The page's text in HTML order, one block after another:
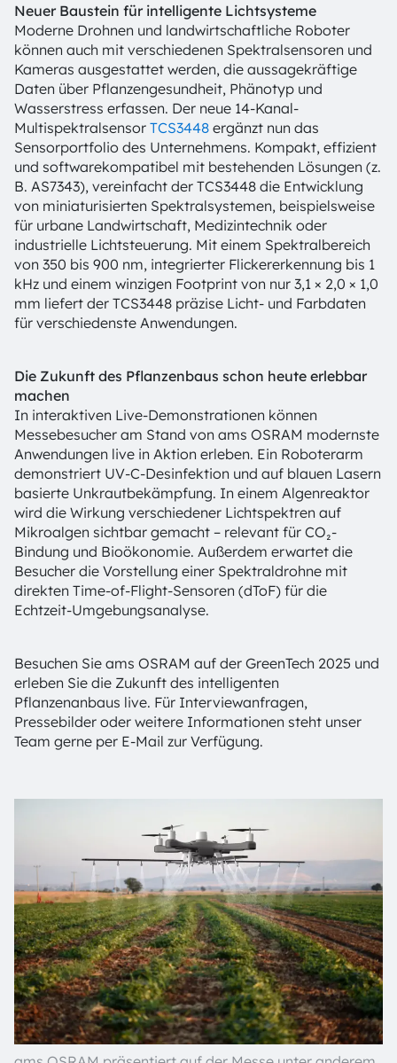
Neuer Baustein für intelligente Lichtsysteme
Moderne Drohnen und landwirtschaftliche Roboter
können auch mit verschiedenen Spektralsensoren und
Kameras ausgestattet werden, die aussagekräftige
Daten über Pflanzengesundheit, Phänotyp und
Wasserstress erfassen. Der neue 14-Kanal-
Multispektralsensor TCS3448 ergänzt nun das
Sensorportfolio des Unternehmens. Kompakt, effizient
und softwarekompatibel mit bestehenden Lösungen (z.
B. AS7343), vereinfacht der TCS3448 die Entwicklung
von miniaturisierten Spektralsystemen, beispielsweise
für urbane Landwirtschaft, Medizintechnik oder
industrielle Lichtsteuerung. Mit einem Spektralbereich
von 350 bis 900 nm, integrierter Flickererkennung bis 1
kHz und einem winzigen Footprint von nur 3,1 × 2,0 × 1,0
mm liefert der TCS3448 präzise Licht- und Farbdaten
für verschiedenste Anwendungen.
Die Zukunft des Pflanzenbaus schon heute erlebbar
machen
In interaktiven Live-Demonstrationen können
Messebesucher am Stand von ams OSRAM modernste
Anwendungen live in Aktion erleben. Ein Roboterarm
demonstriert UV-C-Desinfektion und auf blauen Lasern
basierte Unkrautbekämpfung. In einem Algenreaktor
wird die Wirkung verschiedener Lichtspektren auf
Mikroalgen sichtbar gemacht – relevant für CO₂-
Bindung und Bioökonomie. Außerdem erwartet die
Besucher die Vorstellung einer Spektraldrohne mit
direkten Time-of-Flight-Sensoren (dToF) für die
Echtzeit-Umgebungsanalyse.
Besuchen Sie ams OSRAM auf der GreenTech 2025 und
erleben Sie die Zukunft des intelligenten
Pflanzenanbaus live. Für Interviewanfragen,
Pressebilder oder weitere Informationen steht unser
Team gerne per E-Mail zur Verfügung.